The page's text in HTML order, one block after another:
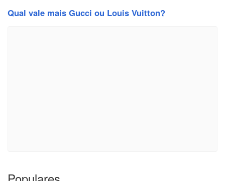
Qual vale mais Gucci ou Louis Vuitton?